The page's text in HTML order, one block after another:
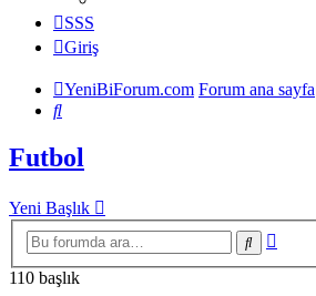
SSS
Giriş
YeniBiForum.com Forum ana sayfa
Ara
Futbol
Yeni Başlık
Ara
110 başlık